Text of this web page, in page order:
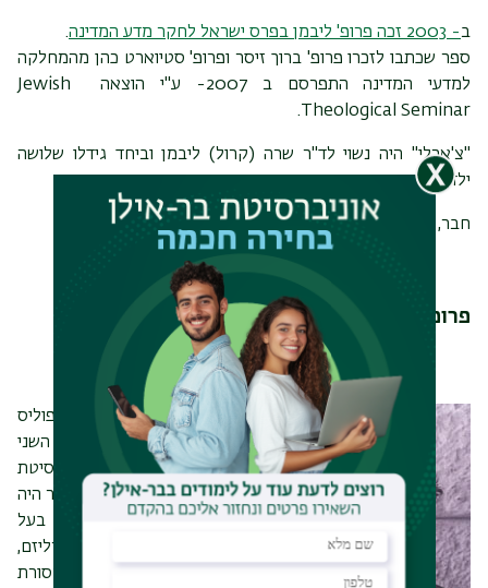
ב- 2003 זכה פרופ' ליבמן בפרס ישראל לחקר מדע המדינה
.
ספר שכתבו לזכרו פרופ' ברוך זיסר ופרופ' סטיוארט כהן מהמחלקה
למדעי המדינה התפרסם ב 2007- ע"י הוצאה Jewish
Theological Seminar.
"צ'ארלי" היה נשוי לד"ר שרה (קרול) ליבמן וביחד גידלו שלושה
ילדים בפתח תקוה.
חבר, עמית, מנהיג – יהא זכרו ברוך.
פרופ' דניאל אלעזר ז"ל
פרופ' אלעזר נולד במיניאפוליס
ב 1934- וקיבל את התואר השני
והשלישי שלו מאוניברסיטת
שיקגו. פרופ' דניאל י. אלעזר היה
איש מדע המדינה ומומחה בעל
שם עולמי בתחומי הפדרליזם,
תרבות פוליטית, המסורת